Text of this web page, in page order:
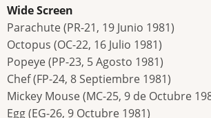
Wide Screen
Parachute (PR-21, 19 Junio 1981)
Octopus (OC-22, 16 Julio 1981)
Popeye (PP-23, 5 Agosto 1981)
Chef (FP-24, 8 Septiembre 1981)
Mickey Mouse (MC-25, 9 de Octubre
Egg (EG-26, 9 Octubre 1981)